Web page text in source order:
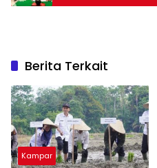
Berita Terkait
Kampar